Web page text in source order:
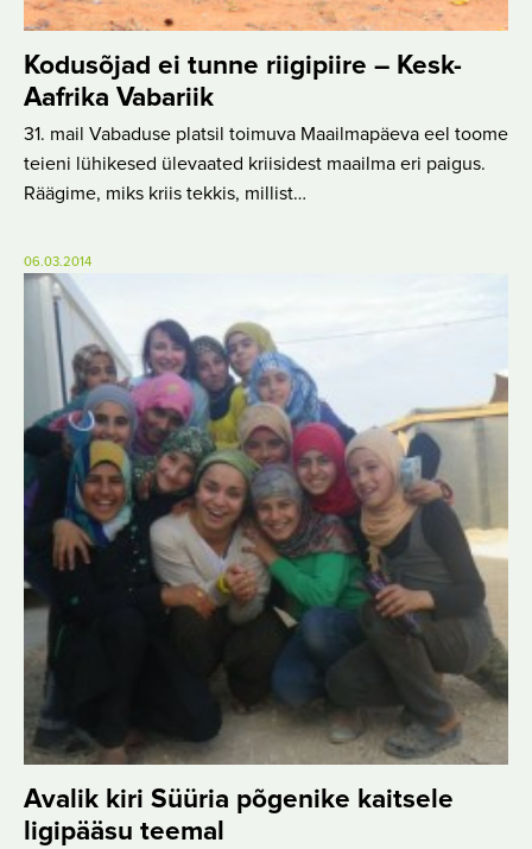
Kodusõjad ei tunne riigipiire – Kesk-
Aafrika Vabariik
31. mail Vabaduse platsil toimuva Maailmapäeva eel toome
teieni lühikesed ülevaated kriisidest maailma eri paigus.
Räägime, miks kriis tekkis, millist…
06.03.2014
Avalik kiri Süüria põgenike kaitsele
ligipääsu teemal